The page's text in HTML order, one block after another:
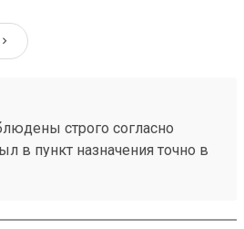
строго согласно
в пункт назначения точно в
груза были на высоте.